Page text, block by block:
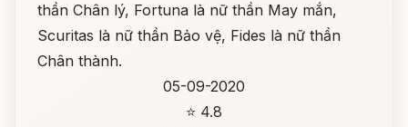
thần Chân lý, Fortuna là nữ thần May mắn,
Scuritas là nữ thần Bảo vệ, Fides là nữ thần
Chân thành.
05-09-2020
⭐ 4.8